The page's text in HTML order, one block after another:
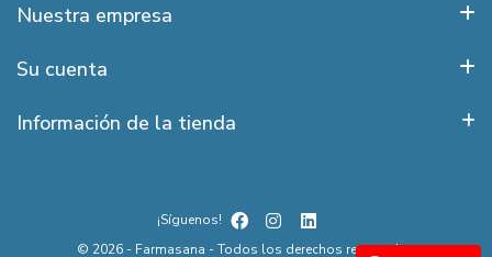
Nuestra empresa
Su cuenta
Información de la tienda
© 2026 - Farmasana - Todos los derechos reservados
¡Síguenos!